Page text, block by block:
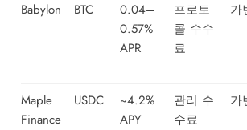
Babylon BTC
0.04–
0.57%
APR
프로토
콜 수수
료
가
Maple
Finance
USDC
~4.2%
APY
관리 수
수료
가